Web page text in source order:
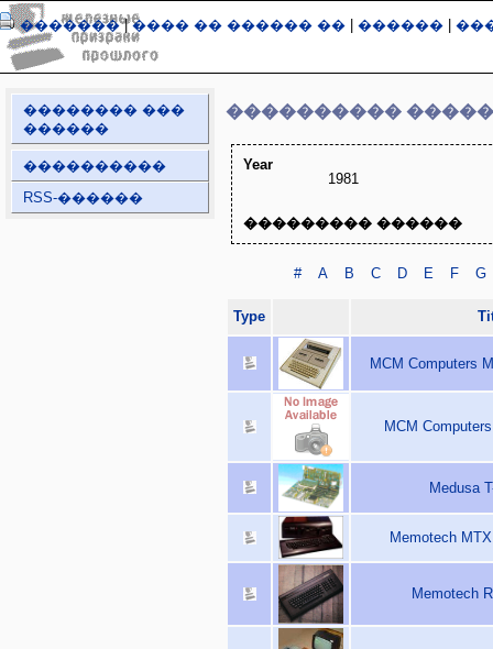
�������|���� �� ������ �� ������
�������� ���
������
����������
RSS-������
����������
Year
1981
��������� ������
# A B C D E F G
Type
MCM Computers
MCM
Medusa
Memotech
Memotech